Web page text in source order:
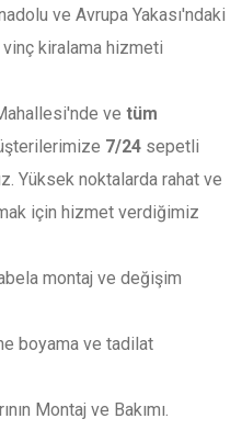
ve Avrupa Yakası'ndaki
kiralama hizmeti
ve tüm
7/24 sepetli
Yüksek noktalarda rahat ve
için hizmet verdiğimiz
montaj ve değişim
boyama ve tadilat
Montaj ve Bakımı.